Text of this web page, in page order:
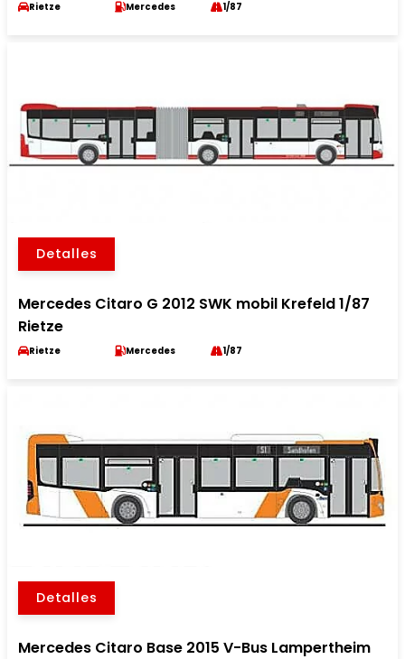
Rietze Mercedes 1/87
Detalles
Mercedes Citaro G 2012 SWK mobil Krefeld 1/87
Rietze
Rietze Mercedes 1/87
Detalles
Mercedes Citaro Base 2015 V-Bus Lampertheim